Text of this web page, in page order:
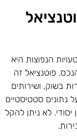
הנפוצות היא
פוטנציאל זה
בשוק, ושירותים
נתונים סטטיסטיים
לא ניתן להקל